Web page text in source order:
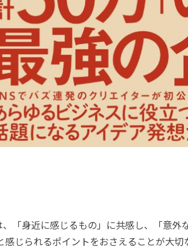
、「身近に感じるもの」に共感し、「意外
感じられるポイントをおさえることが大切